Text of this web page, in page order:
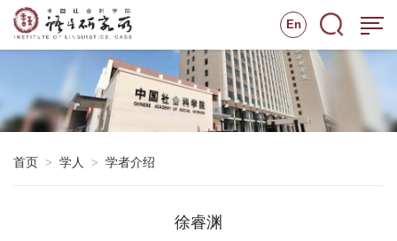
En
首页 > 学人 > 学者介绍
徐睿渊